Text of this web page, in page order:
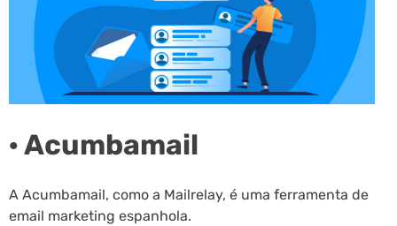
· Acumbamail
A Acumbamail, como a Mailrelay, é uma ferramenta de
email marketing espanhola.